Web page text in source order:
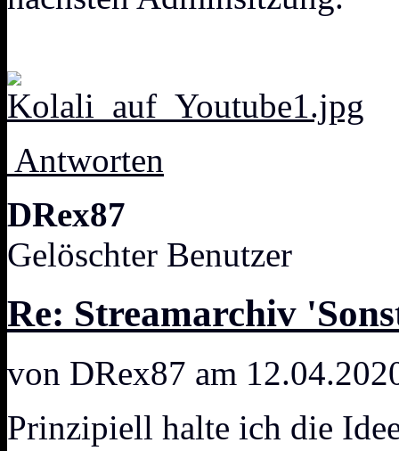
Antworten
DRex87
Gelöschter Benutzer
Re: Streamarchiv
von DRex87 am
Prinzipiell halte ich die